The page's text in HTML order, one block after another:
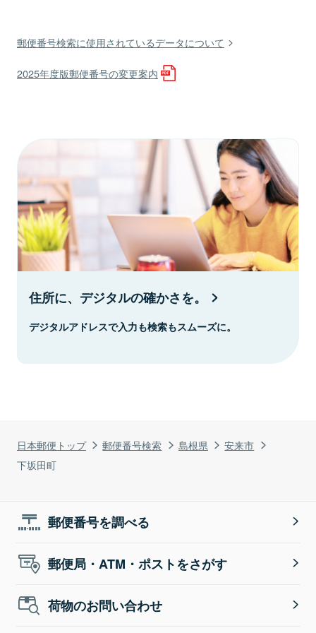
日本郵便トップ 郵便番号検索 島根県
安来市
下坂田町
郵便番号検索に使用されているデータについて
2025年度版郵便番号の変更案内
住所に、デジタルの確かさを。
デジタルアドレスで入力も検索もスムーズに。
郵便番号を調べる
郵便局・ATM・ポストをさがす
荷物のお問い合わせ